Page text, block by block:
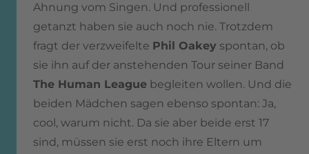
Ahnung vom Singen. Und professionell
getanzt haben sie auch noch nie. Trotzdem
fragt der verzweifelte Phil Oakey spontan, ob
sie ihn auf der anstehenden Tour seiner Band
The Human League begleiten wollen. Und die
beiden Mädchen sagen ebenso spontan: Ja,
cool, warum nicht. Da sie aber beide erst 17
sind, müssen sie erst noch ihre Eltern um